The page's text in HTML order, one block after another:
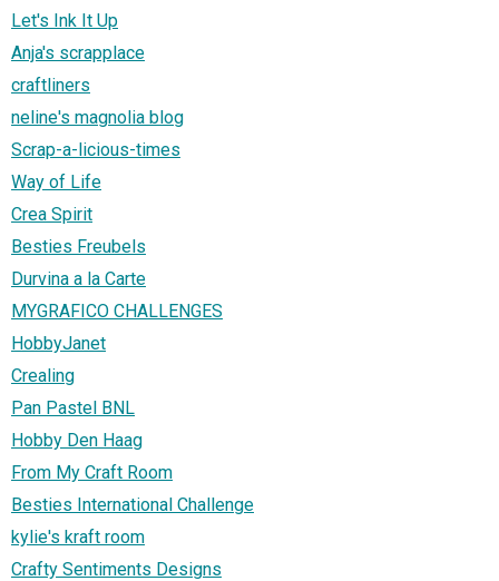
Let's Ink It Up
Anja's scrapplace
craftliners
neline's magnolia blog
Scrap-a-licious-times
Way of Life
Crea Spirit
Besties Freubels
Durvina a la Carte
MYGRAFICO CHALLENGES
HobbyJanet
Crealing
Pan Pastel BNL
Hobby Den Haag
From My Craft Room
Besties International Challenge
kylie's kraft room
Crafty Sentiments Designs